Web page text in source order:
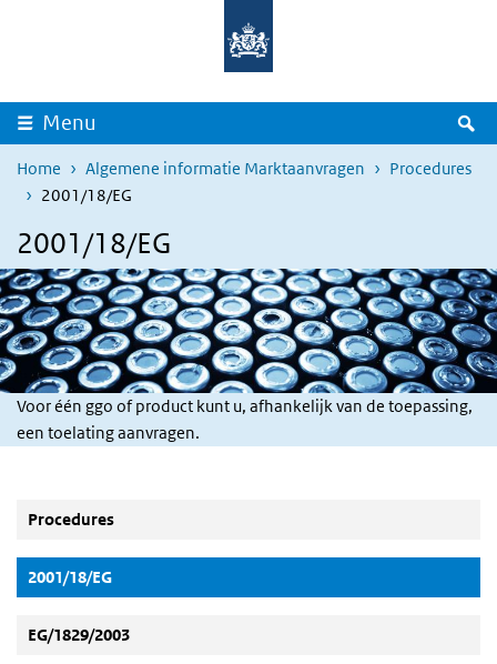
Overslaan en naar de inhoud gaan
Menu
Home Algemene informatie Marktaanvragen
Procedures
2001/18/EG
2001/18/EG
Voor één ggo of product kunt u, afhankelijk van de toepassing,
een toelating aanvragen.
Procedures
2001/18/EG(Actieve knop)
EG/1829/2003